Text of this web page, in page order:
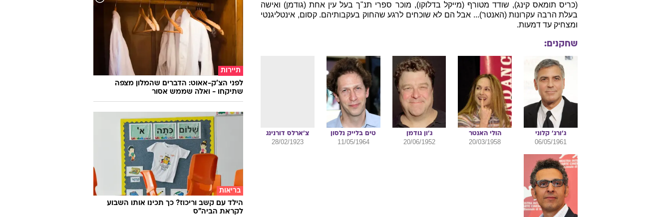
(כריס תומאס קינג), שודד מטורף (מייקל בדלוקו), מוכר ספרי תנ"ך בעל עין אחת (גודמן) ואישה
בעלת הרבה עקרונות (האנטר)... אבל הם לא שוכחים לרגע שהחוק בעקבותיהם. קסום, אינטליגנטי
ומצחיק עד דמעות.
שחקנים:
ג'ורג' קלוני
06/05/1961
הולי האנטר
20/03/1958
ג'ון גודמן
20/06/1952
טים בלייק נלסון
11/05/1964
צ'ארלס דורנינג
28/02/1923
תיירות
לפני הצ'ק-אאוט: הדברים שהמלון מצפה
שתיקחו - ואלה שממש אסור
בריאות
הילד עם קשב וריכוז? כך תכינו אותו השבוע
לקראת הביה"ס